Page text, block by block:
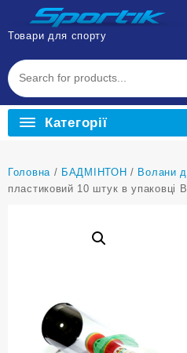
Перейти
вмісту
Товари для спорту
Категорії
Головна / БАДМІНТОН / Волани
пластиковий 10 штук в упаковці